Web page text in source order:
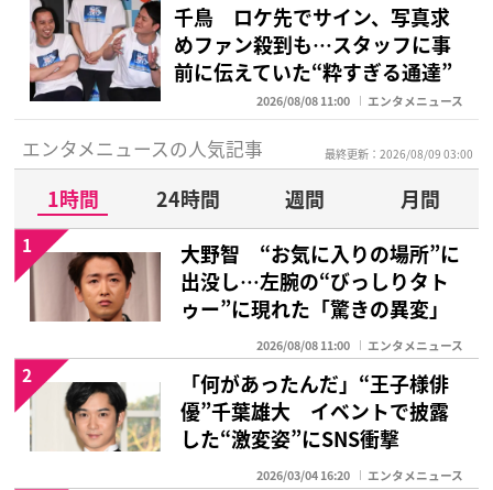
千鳥 ロケ先でサイン、写真求
めファン殺到も…スタッフに事
前に伝えていた“粋すぎる通達”
2026/08/08 11:00 エンタメニュース
エンタメニュースの人気記事 最終更新：2026/08/09 03:00
1時間 24時間 週間
月間
大野智 “お気に入りの場所”に
出没し…左腕の“びっしりタト
ゥー”に現れた「驚きの異変」
2026/08/08 11:00 エンタメニュース
1
「何があったんだ」“王子様俳
優”千葉雄大 イベントで披露
した“激変姿”にSNS衝撃
2026/03/04 16:20 エンタメニュース
2